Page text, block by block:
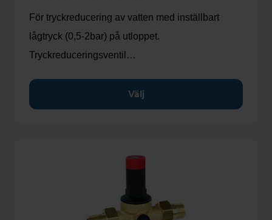
För tryckreducering av vatten med inställbart
lågtryck (0,5-2bar) på utloppet.
Tryckreduceringsventil…
Välj